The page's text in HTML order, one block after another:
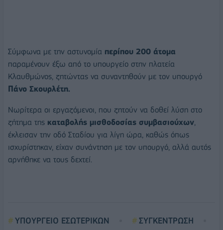
Σύμφωνα με την αστυνομία περίπου 200 άτομα
παραμένουν έξω από το υπουργείο στην πλατεία
Κλαυθμώνος, ζητώντας να συναντηθούν με τον υπουργό
Πάνο Σκουρλέτη.
Νωρίτερα οι εργαζόμενοι, που ζητούν να δοθεί λύση στο
ζήτημα της καταβολής μισθοδοσίας συμβασιούχων,
έκλεισαν την οδό Σταδίου για λίγη ώρα, καθώς όπως
ισχυρίστηκαν, είχαν συνάντηση με τον υπουργό, αλλά αυτός
αρνήθηκε να τους δεχτεί.
ΥΠΟΥΡΓΕΙΟ ΕΣΩΤΕΡΙΚΩΝ
ΣΥΓΚΕΝΤΡΩΣΗ